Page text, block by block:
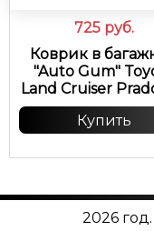
725 руб.
Коврик в
"Auto Gum"
Land Cruiser
Купить
2026